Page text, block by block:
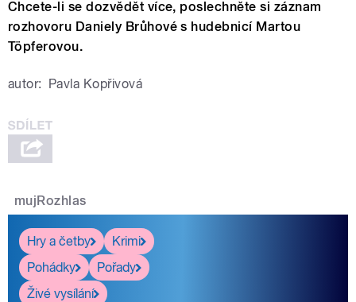
Chcete-li se dozvědět více, poslechněte si záznam
rozhovoru Daniely Brůhové s hudebnicí Martou
Töpferovou.
autor: Pavla Kopřivová
mujRozhlas
Hry a četby
Krimi
Pohádky
Pořady
Živé vysílání